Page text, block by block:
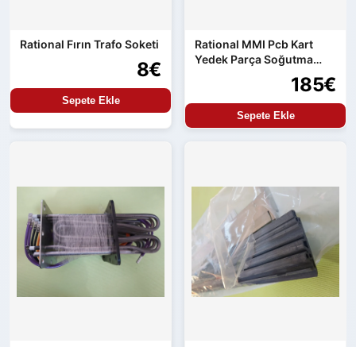
Rational Fırın Trafo Soketi
8€
Sepete Ekle
Rational MMI Pcb Kart
Yedek Parça Soğutma
185€
Sepete Ekle